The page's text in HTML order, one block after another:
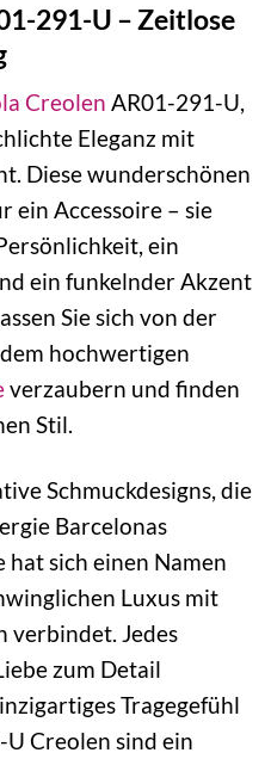
291-U – Zeitlose
Creolen AR01-291-U,
Eleganz mit
Diese wunderschönen
ein Accessoire – sie
ein
ein funkelnder Akzent
Sie sich von der
hochwertigen
verzaubern und finden
Stil.
Schmuckdesigns, die
Barcelonas
sich einen Namen
Luxus mit
verbindet. Jedes
zum Detail
Tragegefühl
Creolen sind ein